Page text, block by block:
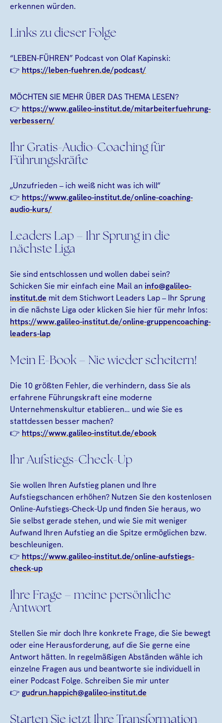
erkennen würden.
Links zu dieser Folge
“LEBEN-FÜHREN” Podcast von Olaf Kapinski:
👉 https://leben-fuehren.de/podcast/
MÖCHTEN SIE MEHR ÜBER DAS THEMA LESEN?
👉 https://www.galileo-institut.de/mitarbeiterfuehrung-
verbessern/
Ihr Gratis-Audio-Coaching für
Führungskräfte
„Unzufrieden – ich weiß nicht was ich will“
👉 https://www.galileo-institut.de/online-coaching-
audio-kurs/
Leaders Lap – Ihr Sprung in die
nächste Liga
Sie sind entschlossen und wollen dabei sein?
Schicken Sie mir einfach eine Mail an info@galileo-
institut.de mit dem Stichwort Leaders Lap – Ihr Sprung
in die nächste Liga oder klicken Sie hier für mehr Infos:
https://www.galileo-institut.de/online-gruppencoaching-
leaders-lap
Mein E-Book – Nie wieder scheitern!
Die 10 größten Fehler, die verhindern, dass Sie als
erfahrene Führungskraft eine moderne
Unternehmenskultur etablieren… und wie Sie es
stattdessen besser machen?
👉 https://www.galileo-institut.de/ebook
Ihr Aufstiegs-Check-Up
Sie wollen Ihren Aufstieg planen und Ihre
Aufstiegschancen erhöhen? Nutzen Sie den kostenlosen
Online-Aufstiegs-Check-Up und finden Sie heraus, wo
Sie selbst gerade stehen, und wie Sie mit weniger
Aufwand Ihren Aufstieg an die Spitze ermöglichen bzw.
beschleunigen.
👉 https://www.galileo-institut.de/online-aufstiegs-
check-up
Ihre Frage – meine persönliche
Antwort
Stellen Sie mir doch Ihre konkrete Frage, die Sie bewegt
oder eine Herausforderung, auf die Sie gerne eine
Antwort hätten. In regelmäßigen Abständen wähle ich
einzelne Fragen aus und beantworte sie individuell in
einer Podcast Folge. Schreiben Sie mir unter
👉 gudrun.happich@galileo-institut.de
Starten Sie jetzt Ihre Transformation